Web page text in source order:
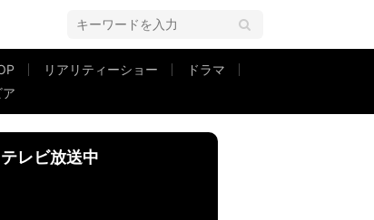
リアリティーショー
ドラマ
すぎてる」「パパ活？」
テレビ放送中